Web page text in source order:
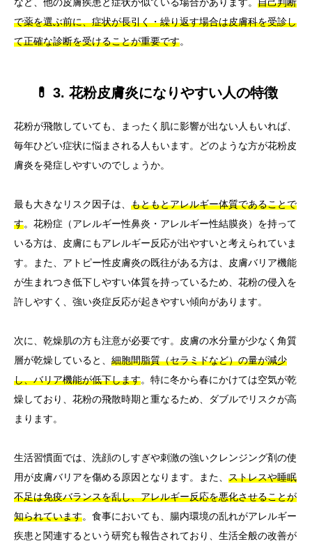
で薬を選ぶ前に、症状が長引く・繰り返す場合は皮膚科を受診し
て正確な診断を受けることが重要です。
💊 3. 花粉皮膚炎になりやすい人の特徴
花粉が飛散していても、まったく肌に影響が出ない人もいれば、
毎年ひどい症状に悩まされる人もいます。どのような方が花粉皮
膚炎を発症しやすいのでしょうか。
最も大きなリスク因子は、 もともとアレルギー体質であることで
す。花粉症（アレルギー性鼻炎・アレルギー性結膜炎）を持って
いる方は、皮膚にもアレルギー反応が出やすいと考えられていま
す。また、アトピー性皮膚炎の既往がある方は、皮膚バリア機能
が生まれつき低下しやすい体質を持っているため、花粉の侵入を
許しやすく、強い炎症反応が起きやすい傾向があります。
次に、乾燥肌の方も注意が必要です。皮膚の水分量が少なく角質
層が乾燥していると、 細胞間脂質（セラミドなど）の量が減少
し、バリア機能が低下します。特に冬から春にかけては空気が乾
燥しており、花粉の飛散時期と重なるため、ダブルでリスクが高
まります。
生活習慣面では、洗顔のしすぎや刺激の強いクレンジング剤の使
用が皮膚バリアを傷める原因となります。また、 ストレスや睡眠
不足は免疫バランスを乱し、アレルギー反応を悪化させることが
知られています。食事においても、腸内環境の乱れがアレルギー
疾患と関連するという研究も報告されており、生活全般の改善が